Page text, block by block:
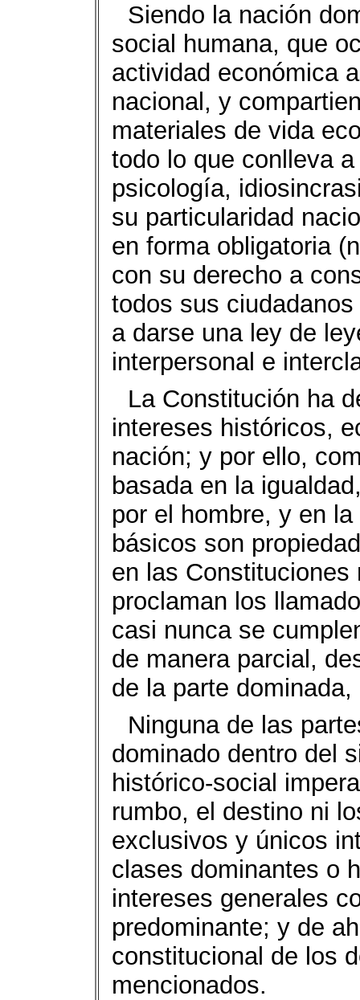
Siendo la nación
social humana, que
actividad económica
nacional, y
materiales de vida
todo lo que conlleva
psicología,
su particularidad
en forma obligatoria
con su derecho a
todos sus
a darse una ley de
interpersonal e
La Constitución ha
intereses históricos,
nación; y por ello,
basada en la
por el hombre, y en
básicos son
en las
proclaman los
casi nunca se
de manera parcial,
de la parte
Ninguna de las
dominado dentro del
histórico-social
rumbo, el destino ni
exclusivos y únicos
clases dominantes o
intereses generales
predominante; y de
constitucional de los
mencionados.